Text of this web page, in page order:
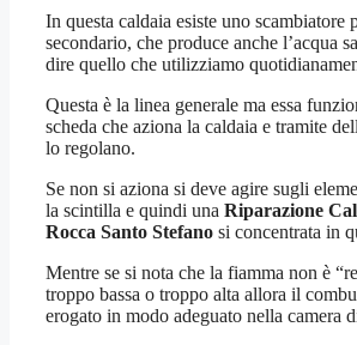
In questa caldaia esiste uno scambiatore
secondario, che produce anche l’acqua
dire quello che utilizziamo
Questa è la linea generale ma essa
scheda che aziona la caldaia e tramite
lo regolano.
Se non si aziona si deve agire sugli
la scintilla e quindi una Riparazione
Rocca Santo Stefano si concentrata in
Mentre se si nota che la fiamma non è
troppo bassa o troppo alta allora il
erogato in modo adeguato nella camera